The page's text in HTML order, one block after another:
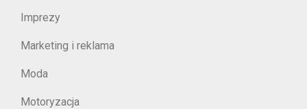
Imprezy
Marketing i reklama
Moda
Motoryzacja